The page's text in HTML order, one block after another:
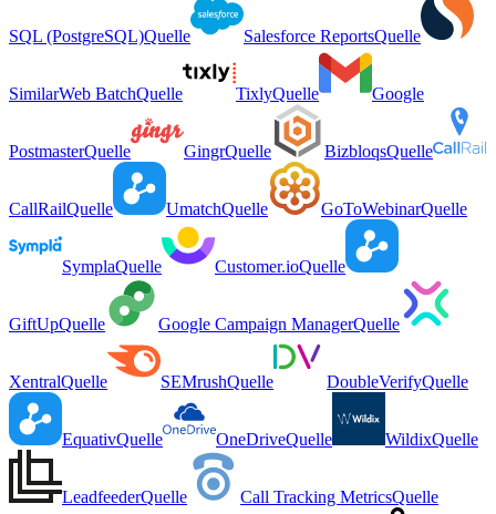
SQL (PostgreSQL)Quelle Salesforce ReportsQuelle
SimilarWeb BatchQuelle TixlyQuelle Google
PostmasterQuelle GingrQuelle BizbloqsQuelle
CallRailQuelle UmatchQuelle GoToWebinarQuelle
SymplaQuelle Customer.ioQuelle
GiftUpQuelle Google Campaign ManagerQuelle
XentralQuelle SEMrushQuelle DoubleVerifyQuelle
EquativQuelle OneDriveQuelle WildixQuelle
LeadfeederQuelle Call Tracking MetricsQuelle